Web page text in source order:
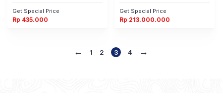
Get Special Price
Rp 435.000
Get Special Price
Rp 213.000.000
← 1 2 3 4 →